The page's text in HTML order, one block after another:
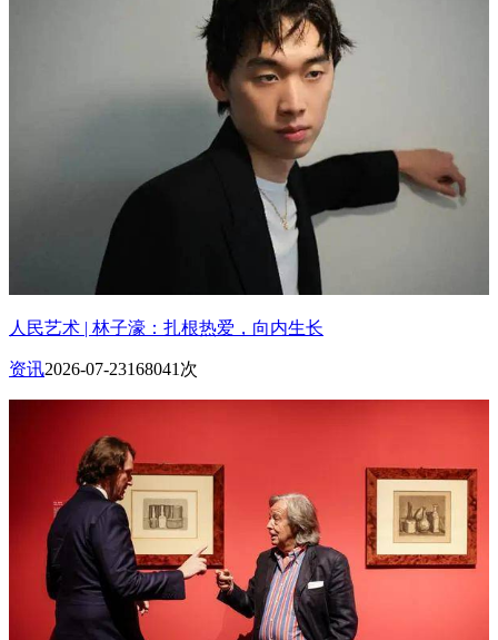
人民艺术 | 林子濠：扎根热爱，向内生长
资讯2026-07-23168041次